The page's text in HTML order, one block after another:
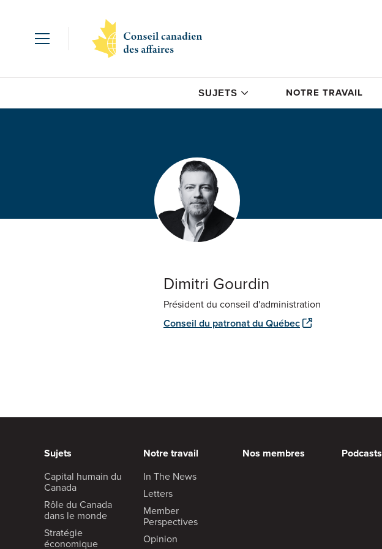
SUJETS NOTRE TRAVAIL
Dimitri Gourdin
Président du conseil d'administration
Conseil du patronat du Québec
Sujets
Capital humain du
Canada
Rôle du Canada
dans le monde
Stratégie
économique
Notre travail
In The News
Letters
Member
Perspectives
Opinion
Nos membres Podcasts